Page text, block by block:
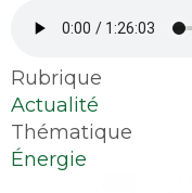
file
Rubrique
Actualité
Thématique
Énergie